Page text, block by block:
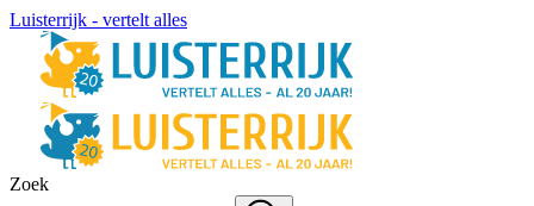
Luisterrijk - vertelt alles
Zoek